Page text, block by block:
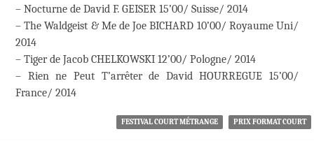
– Nocturne de David F. GEISER 15’00/ Suisse/ 2014
– The Waldgeist & Me de Joe BICHARD 10’00/ Royaume Uni/
2014
– Tiger de Jacob CHELKOWSKI 12’00/ Pologne/ 2014
– Rien ne Peut T’arrêter de David HOURREGUE 15’00/
France/ 2014
FESTIVAL COURT MÉTRANGE PRIX FORMAT COURT